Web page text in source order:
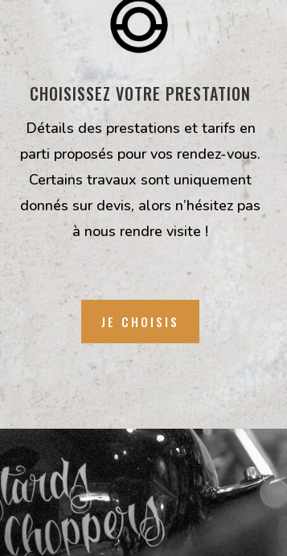
CHOISISSEZ VOTRE PRESTATION
Détails des prestations et tarifs en
parti proposés pour vos rendez-vous.
Certains travaux sont uniquement
donnés sur devis, alors n’hésitez pas
à nous rendre visite !
JE CHOISIS